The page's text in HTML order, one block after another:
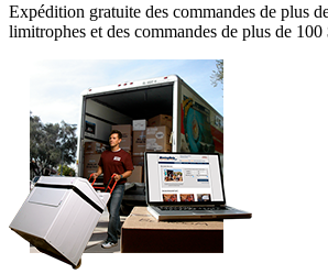
Expédition gratuite des commandes de plus
limitrophes et des commandes de plus de 100